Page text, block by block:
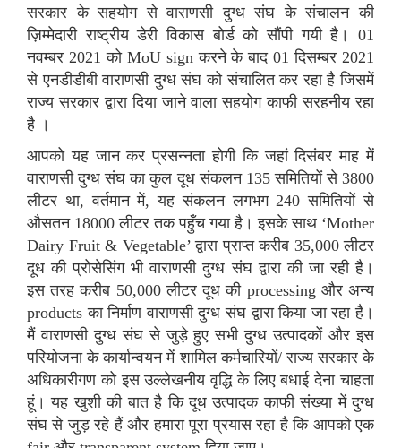
सरकार के सहयोग से वाराणसी दुग्ध संघ के संचालन की
ज़िम्मेदारी राष्ट्रीय डेरी विकास बोर्ड को सौंपी गयी है। 01
नवम्बर 2021 को MoU sign करने के बाद 01 दिसम्बर 2021
से एनडीडीबी वाराणसी दुग्ध संघ को संचालित कर रहा है जिसमें
राज्य सरकार द्वारा दिया जाने वाला सहयोग काफी सरहनीय रहा
है ।
आपको यह जान कर प्रसन्नता होगी कि जहां दिसंबर माह में
वाराणसी दुग्ध संघ का कुल दूध संकलन 135 समितियों से 3800
लीटर था, वर्तमान में, यह संकलन लगभग 240 समितियों से
औसतन 18000 लीटर तक पहुँच गया है। इसके साथ ‘Mother
Dairy Fruit & Vegetable’ द्वारा प्राप्त करीब 35,000 लीटर
दूध की प्रोसेसिंग भी वाराणसी दुग्ध संघ द्वारा की जा रही है।
इस तरह करीब 50,000 लीटर दूध की processing और अन्य
products का निर्माण वाराणसी दुग्ध संघ द्वारा किया जा रहा है।
मैं वाराणसी दुग्ध संघ से जुड़े हुए सभी दुग्ध उत्पादकों और इस
परियोजना के कार्यान्वयन में शामिल कर्मचारियों/ राज्य सरकार के
अधिकारीगण को इस उल्लेखनीय वृद्धि के लिए बधाई देना चाहता
हूं। यह खुशी की बात है कि दूध उत्पादक काफी संख्या में दुग्ध
संघ से जुड़ रहे हैं और हमारा पूरा प्रयास रहा है कि आपको एक